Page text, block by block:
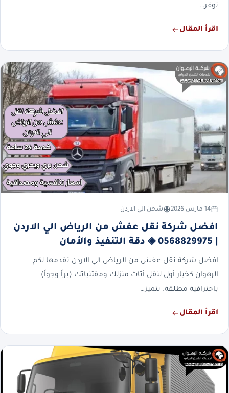
نوفر…
اقرأ المقال
14 مارس 2026 شحن الي الاردن
افضل شركة نقل عفش من الرياض الي الاردن
افضل شركة نقل عفش من الرياض الي الاردن تقدمها لكم
الرهوان كخيار أول لنقل أثاث منزلك ومقتنياتك (براً وجواً)
باحترافية مطلقة. نتميز…
اقرأ المقال